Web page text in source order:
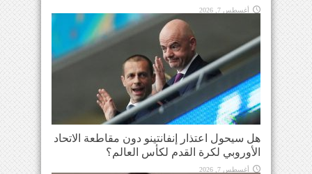
أغسطس 7, 2026
هل سيحول اعتذار إنفانتينو دون مقاطعة الاتحاد
الأوروبي لكرة القدم لكأس العالم؟
أغسطس 7, 2026